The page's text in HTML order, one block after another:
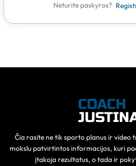
Neturite paskyros?
Čia rasite ne tik sporto planus ir video
mokslu patvirtintos informacijos, kuri
įtakoja rezultatus, o tada ir